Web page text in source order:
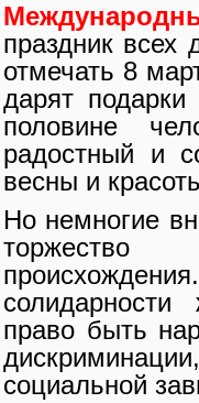
праздник всех
отмечать 8
дарят
половине
радостный и
весны и
Но немногие
право быть
социальной